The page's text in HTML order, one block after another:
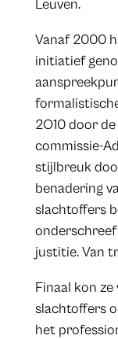
Leuven.
Vanaf 2000
initiatief
2O10 door
commissie-
stijlbreuk
benadering
slachtoffers
justitie. Van
Finaal kon
slachtoffers
het